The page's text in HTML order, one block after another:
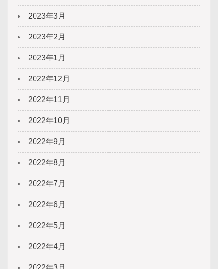
2023年3月
2023年2月
2023年1月
2022年12月
2022年11月
2022年10月
2022年9月
2022年8月
2022年7月
2022年6月
2022年5月
2022年4月
2022年3月